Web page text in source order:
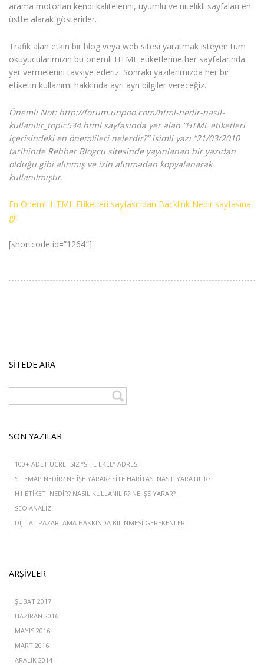
arama motorları kendi kalitelerini, uyumlu ve nitelikli sayfaları en
üstte alarak gösterirler.
Trafik alan etkin bir blog veya web sitesi yaratmak isteyen tüm
okuyucularımızın bu önemli HTML etiketlerine her sayfalarında
yer vermelerini tavsiye ederiz. Sonraki yazılarımızda her bir
etiketin kullanımı hakkında ayrı ayrı bilgiler vereceğiz.
Önemli Not: http://forum.unpoo.com/html-nedir-nasil-
kullanilir_topic534.html sayfasında yer alan “HTML etiketleri
içerisindeki en önemlileri nelerdir?” isimli yazı “21/03/2010
tarihinde Rehber Blogcu sitesinde yayınlanan bir yazıdan
olduğu gibi alınmış ve izin alınmadan kopyalanarak
kullanılmıştır.
En Önemli HTML Etiketleri sayfasından Backlink Nedir sayfasına
git
[shortcode id=”1264″]
SITEDE ARA
SON YAZILAR
100+ ADET ÜCRETSIZ “SITE EKLE” ADRESI
SITEMAP NEDIR? NE IŞE YARAR? SITE HARITASI NASIL YARATILIR?
H1 ETIKETI NEDIR? NASIL KULLANILIR? NE İŞE YARAR?
SEO ANALIZ
DIJITAL PAZARLAMA HAKKINDA BILINMESI GEREKENLER
ARŞIVLER
ŞUBAT 2017
HAZIRAN 2016
MAYIS 2016
MART 2016
ARALIK 2014